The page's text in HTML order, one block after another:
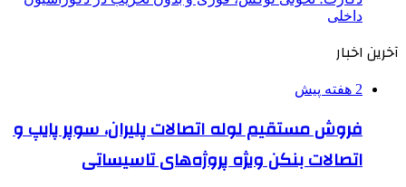
داخلی
آخرین اخبار
2 هفته پیش
فروش مستقیم لوله اتصالات پلیران، سوپر پایپ و
اتصالات بنکن ویژه پروژه‌های تاسیساتی